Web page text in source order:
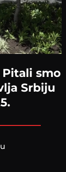
smo
Srbiju